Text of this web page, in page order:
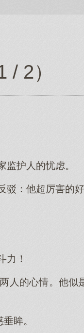
/ 2）
护人的忧虑。
驳：他超厉害的好
力！
人的心情。他似
眸。